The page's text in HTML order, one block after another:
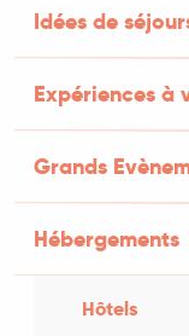
Idées de
Expériences à
Grands
Hébergements
Hôtels